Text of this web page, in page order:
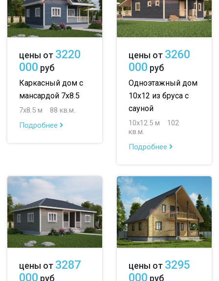
цены от 3220
000 руб
Каркасный дом с
мансардой 7х8.5
7х8.5 м
88 кв.м.
Подробнее
цены от 3260
000 руб
Одноэтажный дом
10х12 из бруса с
сауной
10х12.5 м
102
кв.м.
Подробнее
цены от 3287
000 руб
цены от 3295
000 руб